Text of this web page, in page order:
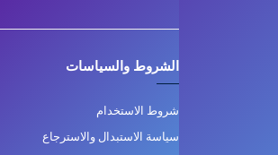
الشروط والسياسات
شروط الاستخدام
سياسة الاستبدال والاسترجاع